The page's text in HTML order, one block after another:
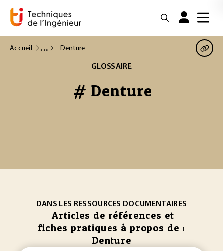
Accueil Denture
GLOSSAIRE
# Denture
DANS LES RESSOURCES DOCUMENTAIRES
Articles de références et
fiches pratiques à propos de :
Denture